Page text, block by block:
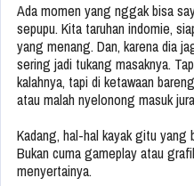
Ada momen yang nggak bisa
sepupu. Kita taruhan indomie,
yang menang. Dan, karena dia
sering jadi tukang masaknya.
kalahnya, tapi di ketawaan
atau malah nyelonong masuk
Kadang, hal-hal kayak gitu yang
Bukan cuma gameplay atau
menyertainya.